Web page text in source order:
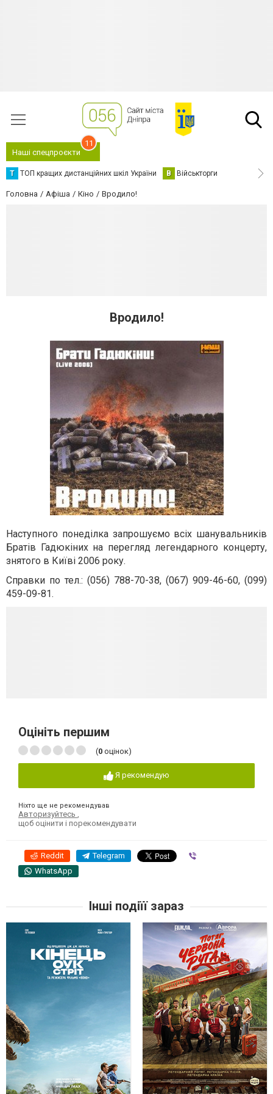
Наші спецпроєкти
11
Т ТОП кращих дистанційних шкіл України В Військторги
Головна Афіша Кіно Вродило!
Вродило!
Наступного понеділка запрошуємо всіх шанувальників
Братів Гадюкіних на перегляд легендарного концерту,
знятого в Київі 2006 року.
Справки по тел.: (056) 788-70-38, (067) 909-46-60, (099)
459-09-81.
Оцініть першим
(0 оцінок)
Я рекомендую
Ніхто ще не рекомендував
Авторизуйтесь
щоб оцінити і порекомендувати
Reddit Telegram
WhatsApp
Інші подіїї зараз